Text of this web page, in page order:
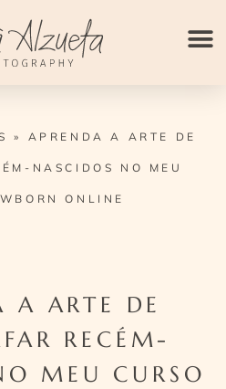
» APRENDA A ARTE DE
NASCIDOS NO MEU
ONLINE
A ARTE DE
RECÉM-
MEU CURSO